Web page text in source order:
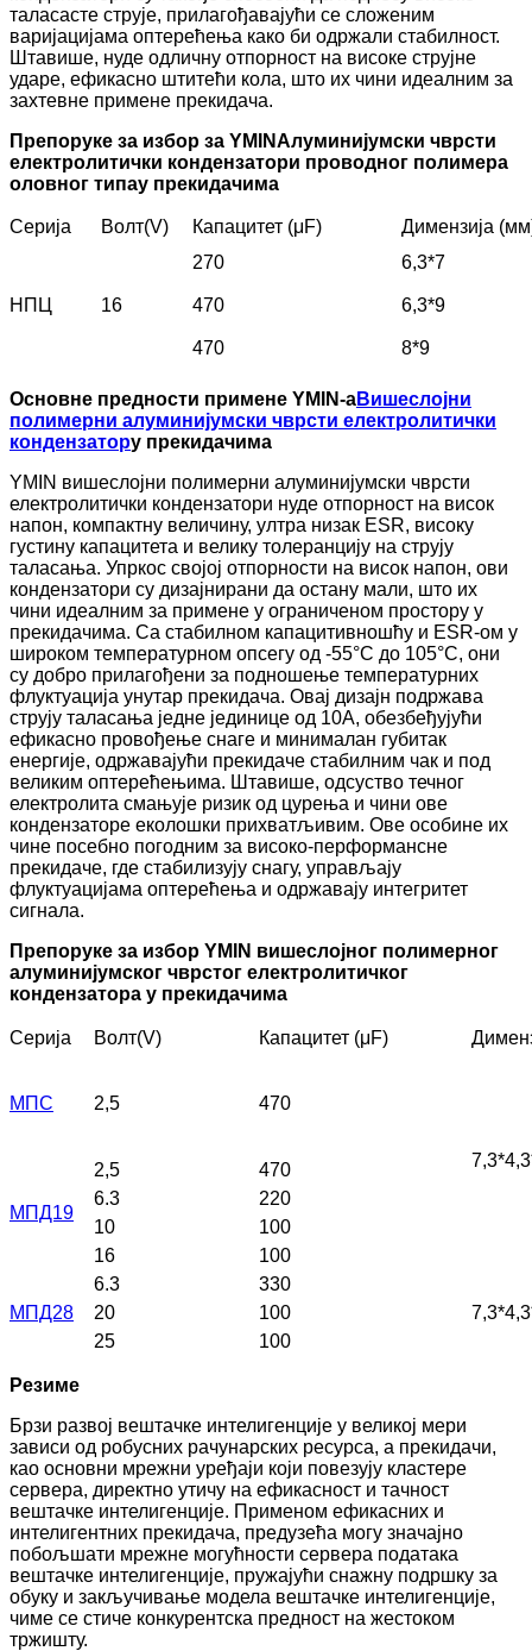
таласасте струје, прилагођавајући се сложеним
варијацијама оптерећења како би одржали стабилност.
Штавише, нуде одличну отпорност на високе струјне
ударе, ефикасно штитећи кола, што их чини идеалним за
захтевне примене прекидача.
Препоруке за избор за YMINАлуминијумски чврсти
електролитички кондензатори проводног полимера
оловног типау прекидачима
Серија Волт(V) Капацитет (μF) Димензија
НПЦ 16
270 6,3*7
470 6,3*9
470 8*9
Основне предности примене YMIN-аВишеслојни
полимерни алуминијумски чврсти електролитички
кондензатору прекидачима
YMIN вишеслојни полимерни алуминијумски чврсти
електролитички кондензатори нуде отпорност на висок
напон, компактну величину, ултра низак ESR, високу
густину капацитета и велику толеранцију на струју
таласања. Упркос својој отпорности на висок напон, ови
кондензатори су дизајнирани да остану мали, што их
чини идеалним за примене у ограниченом простору у
прекидачима. Са стабилном капацитивношћу и ESR-ом у
широком температурном опсегу од -55°C до 105°C, они
су добро прилагођени за подношење температурних
флуктуација унутар прекидача. Овај дизајн подржава
струју таласања једне јединице од 10A, обезбеђујући
ефикасно провођење снаге и минималан губитак
енергије, одржавајући прекидаче стабилним чак и под
великим оптерећењима. Штавише, одсуство течног
електролита смањује ризик од цурења и чини ове
кондензаторе еколошки прихватљивим. Ове особине их
чине посебно погодним за високо-перформансне
прекидаче, где стабилизују снагу, управљају
флуктуацијама оптерећења и одржавају интегритет
сигнала.
Препоруке за избор YMIN вишеслојног полимерног
алуминијумског чврстог електролитичког
кондензатора у прекидачима
Серија Волт(V) Капацитет (μF)
МПС 2,5 470
МПД19
2,5
470
6.3
220
10
100
16
100
МПД28
6.3
330
20
100
25
100
Резиме
Брзи развој вештачке интелигенције у великој мери
зависи од робусних рачунарских ресурса, а прекидачи,
као основни мрежни уређаји који повезују кластере
сервера, директно утичу на ефикасност и тачност
вештачке интелигенције. Применом ефикасних и
интелигентних прекидача, предузећа могу значајно
побољшати мрежне могућности сервера података
вештачке интелигенције, пружајући снажну подршку за
обуку и закључивање модела вештачке интелигенције,
чиме се стиче конкурентска предност на жестоком
тржишту.